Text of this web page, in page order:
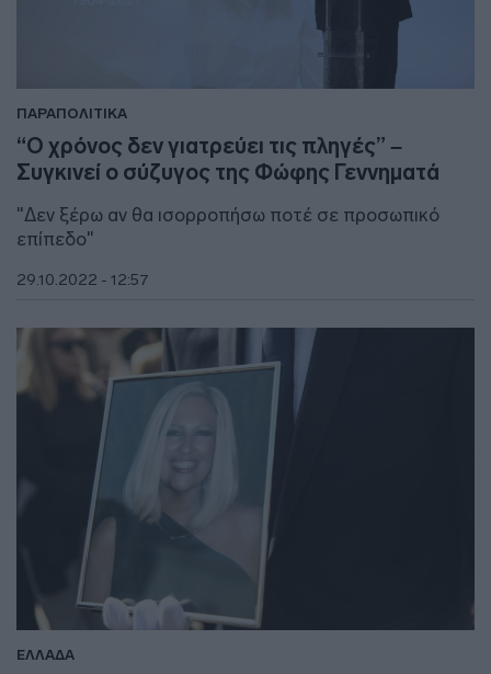
ΠΑΡΑΠΟΛΙΤΙΚΑ
“Ο χρόνος δεν γιατρεύει τις πληγές” –
Συγκινεί ο σύζυγος της Φώφης Γεννηματά
"Δεν ξέρω αν θα ισορροπήσω ποτέ σε προσωπικό
επίπεδο"
29.10.2022 - 12:57
ΕΛΛΑΔΑ